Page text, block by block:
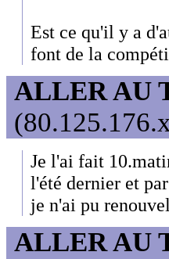
Est ce qu'il y a
font de la
ALLER AU
Je l'ai fait
l'été dernier et
je n'ai pu
ALLER AU